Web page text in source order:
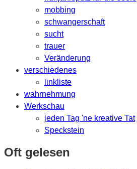
mobbing
schwangerschaft
sucht
trauer
Veränderung
verschiedenes
linkliste
wahrnehmung
Werkschau
jeden Tag 'ne kreative Tat
Speckstein
Oft gelesen